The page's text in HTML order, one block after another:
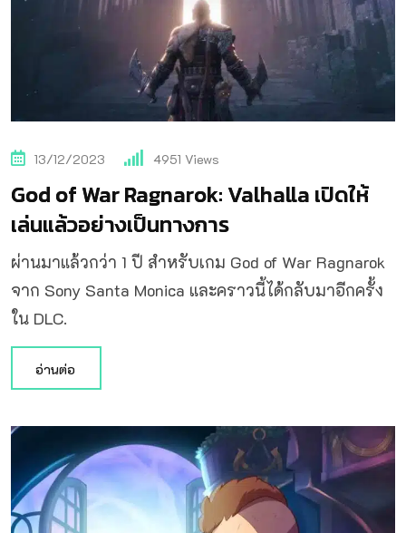
13/12/2023 4951 Views
God of War Ragnarok: Valhalla เปิดให้
เล่นแล้วอย่างเป็นทางการ
ผ่านมาแล้วกว่า 1 ปี สำหรับเกม God of War Ragnarok
จาก Sony Santa Monica และคราวนี้ได้กลับมาอีกครั้ง
ใน DLC.
อ่านต่อ